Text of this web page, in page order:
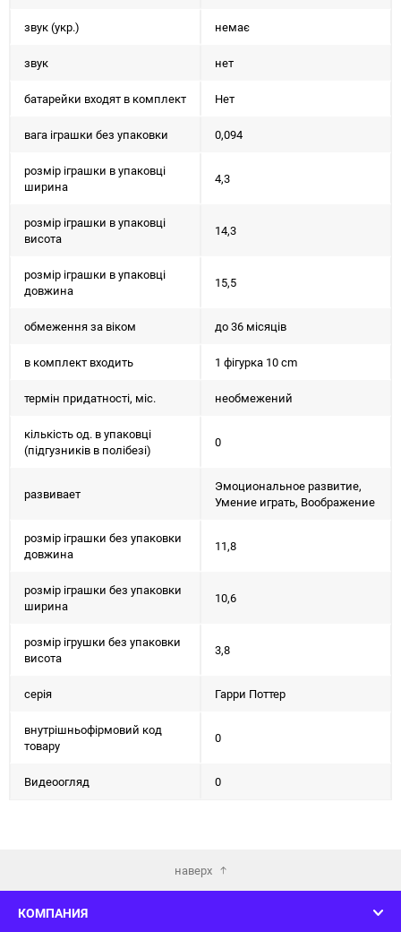
звук (укр.) немає
звук нет
батарейки входят в комплект Нет
вага іграшки без упаковки 0,094
розмір іграшки в упаковці
ширина
4,3
розмір іграшки в упаковці
висота
14,3
розмір іграшки в упаковці
довжина
15,5
обмеження за віком до 36 місяців
в комплект входить 1 фігурка 10 cm
термін придатності, міс. необмежений
кількість од. в упаковці
(підгузників в полібезі)
0
развивает
Эмоциональное развитие,
Умение играть, Воображение
розмір іграшки без упаковки
довжина
11,8
розмір іграшки без упаковки
ширина
10,6
розмір ігрушки без упаковки
висота
3,8
серія Гарри Поттер
внутрішньофірмовий код
товару
0
Видеоогляд 0
наверх
КОМПАНИЯ